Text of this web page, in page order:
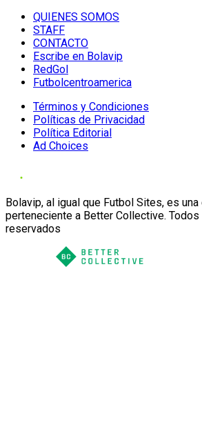
QUIENES SOMOS
STAFF
CONTACTO
Escribe en Bolavip
RedGol
Futbolcentroamerica
Términos y Condiciones
Políticas de Privacidad
Política Editorial
Ad Choices
Bolavip, al igual que Futbol Sites, es una
perteneciente a Better Collective.
reservados